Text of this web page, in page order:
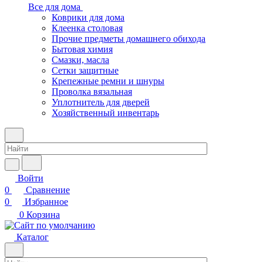
Все для дома
Коврики для дома
Клеенка столовая
Прочие предметы домашнего обихода
Бытовая химия
Смазки, масла
Сетки защитные
Крепежные ремни и шнуры
Проволка вязальная
Уплотнитель для дверей
Хозяйственный инвентарь
Войти
0
Сравнение
0
Избранное
0 Корзина
Каталог